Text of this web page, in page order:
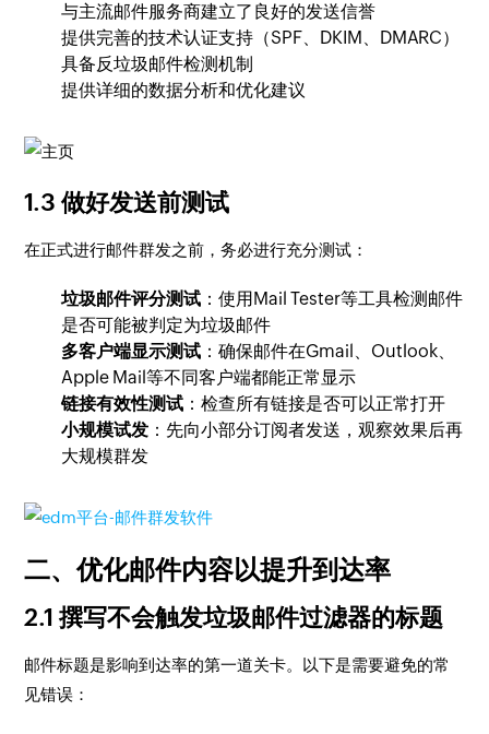
与主流邮件服务商建立了良好的发送信誉
提供完善的技术认证支持（SPF、DKIM、DMARC）
具备反垃圾邮件检测机制
提供详细的数据分析和优化建议
1.3 做好发送前测试
在正式进行邮件群发之前，务必进行充分测试：
垃圾邮件评分测试 ：使用Mail Tester等工具检测邮件
是否可能被判定为垃圾邮件
多客户端显示测试 ：确保邮件在Gmail、Outlook、
Apple Mail等不同客户端都能正常显示
链接有效性测试 ：检查所有链接是否可以正常打开
小规模试发 ：先向小部分订阅者发送，观察效果后再
大规模群发
二、优化邮件内容以提升到达率
2.1 撰写不会触发垃圾邮件过滤器的标题
邮件标题是影响到达率的第一道关卡。以下是需要避免的常
见错误：